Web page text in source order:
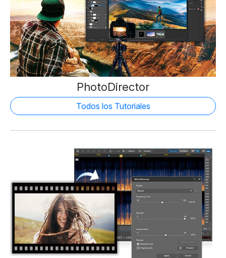
PhotoDirector
Todos los Tutoriales